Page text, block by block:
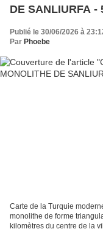
DE SANLIURFA
Publié le 30/06/2026 à
Par Phoebe
Carte de la Turquie
monolithe de forme
kilomètres du centre de la